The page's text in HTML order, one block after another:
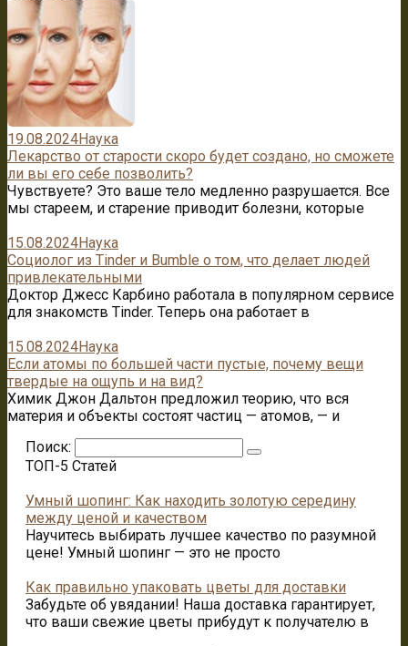
19.08.2024Наука
Лекарство от старости скоро будет создано, но сможете
ли вы его себе позволить?
Чувствуете? Это ваше тело медленно разрушается. Все
мы стареем, и старение приводит болезни, которые
15.08.2024Наука
Социолог из Tinder и Bumble о том, что делает людей
привлекательными
Доктор Джесс Карбино работала в популярном сервисе
для знакомств Tinder. Теперь она работает в
15.08.2024Наука
Если атомы по большей части пустые, почему вещи
твердые на ощупь и на вид?
Химик Джон Дальтон предложил теорию, что вся
материя и объекты состоят частиц — атомов, — и
Поиск:
ТОП-5 Статей
Умный шопинг: Как находить золотую середину
между ценой и качеством
Научитесь выбирать лучшее качество по разумной
цене! Умный шопинг — это не просто
Как правильно упаковать цветы для доставки
Забудьте об увядании! Наша доставка гарантирует,
что ваши свежие цветы прибудут к получателю в